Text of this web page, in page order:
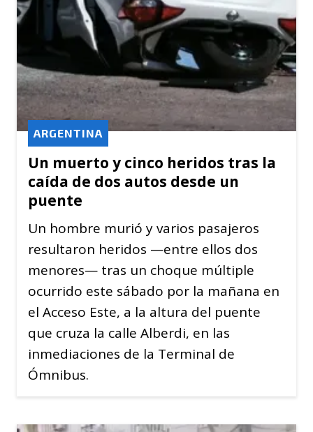
Un muerto y cinco heridos tras la
caída de dos autos desde un
puente
ARGENTINA
Un hombre murió y varios pasajeros
resultaron heridos —entre ellos dos
menores— tras un choque múltiple
ocurrido este sábado por la mañana en
el Acceso Este, a la altura del puente
que cruza la calle Alberdi, en las
inmediaciones de la Terminal de
Ómnibus.